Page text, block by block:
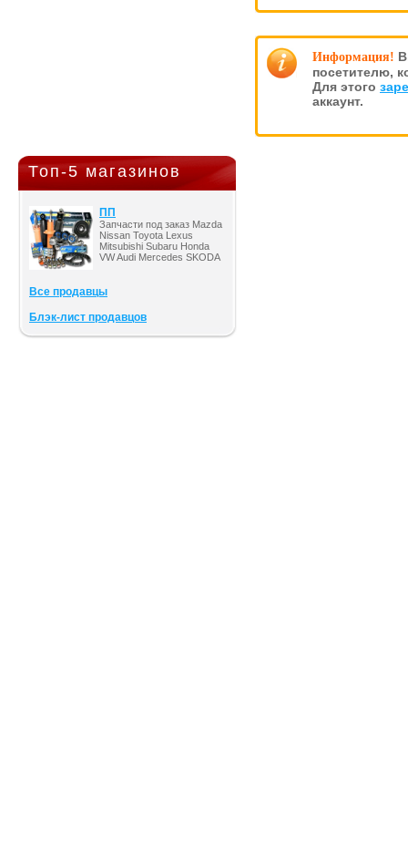
Топ-5 магазинов
ПП
Запчасти под заказ Mazda
Nissan Toyota Lexus
Mitsubishi Subaru Honda
VW Audi Mercedes SKODA
Все продавцы
Блэк-лист продавцов
Информация!
посетителю,
Для этого
аккаунт.